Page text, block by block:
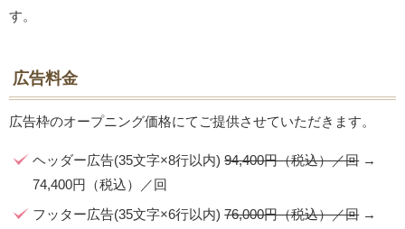
す。
広告料金
広告枠のオープニング価格にてご提供させていただきます。
ヘッダー広告(35文字×8行以内)94,400円（税込）／回→
74,400円（税込）／回
フッター広告(35文字×6行以内)76,000円（税込）／回→